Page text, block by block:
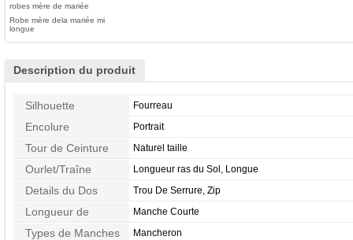
robes mère de mariée
Robe mère dela mariée mi
longue
Description du produit
Silhouette Fourreau
Encolure Portrait
Tour de Ceinture Naturel taille
Ourlet/Traîne Longueur ras du Sol, Longue
Details du Dos Trou De Serrure, Zip
Longueur de
Manches
Manche Courte
Types de Manches Mancheron